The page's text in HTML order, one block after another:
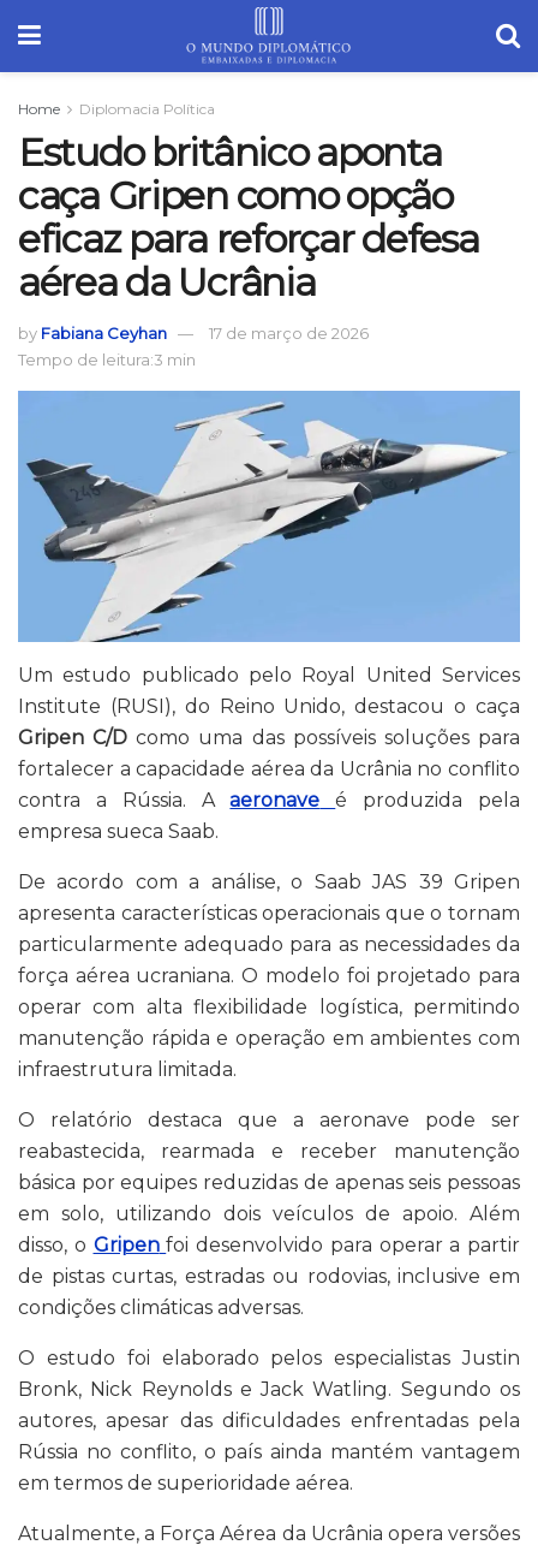
Home Diplomacia Política
Estudo britânico aponta
caça Gripen como opção
eficaz para reforçar defesa
aérea da Ucrânia
by Fabiana Ceyhan
17 de março de 2026
Tempo de leitura:3 min
Um estudo publicado pelo Royal United Services
Institute (RUSI), do Reino Unido, destacou o caça
Gripen C/D como uma das possíveis soluções para
fortalecer a capacidade aérea da Ucrânia no conflito
contra a Rússia. Aaeronave
é produzida pela
empresa sueca Saab.
De acordo com a análise, o Saab JAS 39 Gripen
apresenta características operacionais que o tornam
particularmente adequado para as necessidades da
força aérea ucraniana. O modelo foi projetado para
operar com alta flexibilidade logística, permitindo
manutenção rápida e operação em ambientes com
infraestrutura limitada.
O relatório destaca que a aeronave pode ser
reabastecida, rearmada e receber manutenção
básica por equipes reduzidas de apenas seis pessoas
em solo, utilizando dois veículos de apoio. Além
disso, o Gripen foi desenvolvido para operar a partir
de pistas curtas, estradas ou rodovias, inclusive em
condições climáticas adversas.
O estudo foi elaborado pelos especialistasJustin
Bronk, Nick ReynoldseJack Watling. Segundo os
autores, apesar das dificuldades enfrentadas pela
Rússia no conflito, o país ainda mantém vantagem
em termos de superioridade aérea.
Atualmente, a Força Aérea da Ucrânia opera versões